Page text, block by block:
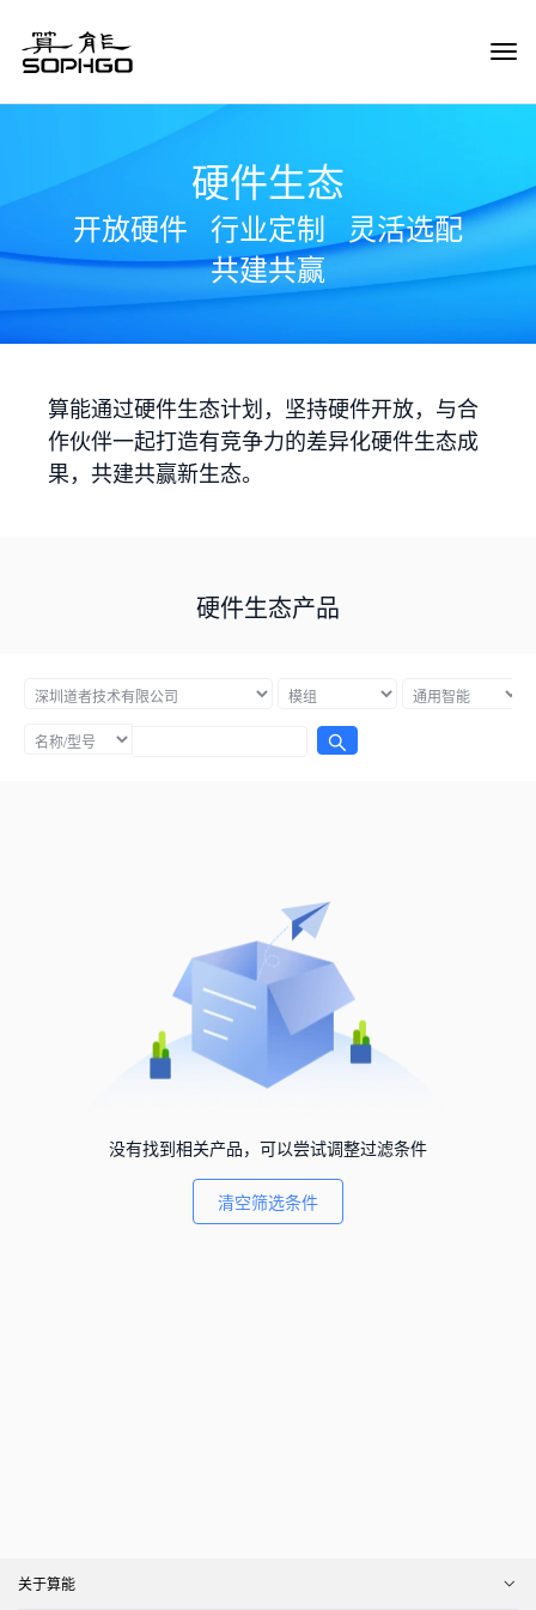
硬件生态
开放硬件 行业定制
灵活选配
共建共赢
算能通过硬件生态计划，坚持硬件开放，与合
作伙伴一起打造有竞争力的差异化硬件生态成
果，共建共赢新生态。
硬件生态产品
没有找到相关产品，可以尝试调整过滤条件
清空筛选条件
关于算能